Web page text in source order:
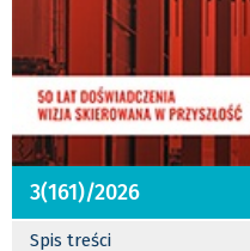
3(161)/2026
Spis treści